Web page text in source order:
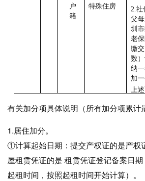
户
籍
特殊住房
2.社
父
圳
老
缴
数
纳
加
上
有关加分项具体说明（所有加分项累计
1.居住加分。
①计算起始日期：提交产权证的是产权
屋租赁凭证的是 租赁凭证登记备案日
起租时间，按照起租时间开始计算）。